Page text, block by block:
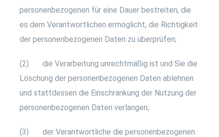
personenbezogenen für eine Dauer bestreiten, die
es dem Verantwortlichen ermöglicht, die Richtigkeit
der personenbezogenen Daten zu überprüfen;
(2) die Verarbeitung unrechtmäßig ist und Sie die
Löschung der personenbezogenen Daten ablehnen
und stattdessen die Einschränkung der Nutzung der
personenbezogenen Daten verlangen;
(3) der Verantwortliche die personenbezogenen